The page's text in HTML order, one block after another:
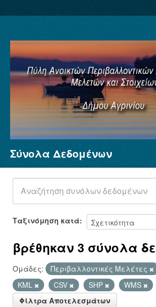
Σύνολα Δεδομένων
Φορείς
Ομάδες
Σχετικά
Σύνολα Δεδομένων
Ταξινόμηση κατά
βρέθηκαν 3 σύνολα
Ομάδες: Περιβαλλοντικές Μελέτες
KML
CSV SHP WMS
Φίλτρα Αποτελεσμάτων